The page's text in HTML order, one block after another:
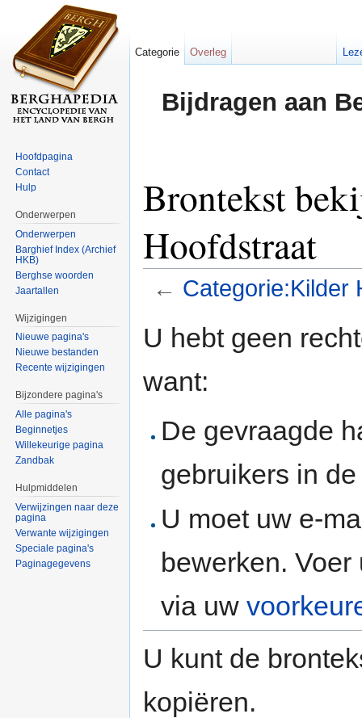
Bijdragen aan
Brontekst
Hoofdstraat
← Categorie:Kilder
U hebt geen
want:
De gevraagde
gebruikers in
U moet uw e-
bewerken.
via uw
U kunt de
kopiëren.
Categorie Overleg
Hoofdpagina
Contact
Hulp
Onderwerpen
Onderwerpen
Barghief Index (Archief
HKB)
Berghse woorden
Jaartallen
Wijzigingen
Nieuwe pagina's
Nieuwe bestanden
Recente wijzigingen
Bijzondere pagina's
Alle pagina's
Beginnetjes
Willekeurige pagina
Zandbak
Hulpmiddelen
Verwijzingen naar deze
pagina
Verwante wijzigingen
Speciale pagina's
Paginagegevens